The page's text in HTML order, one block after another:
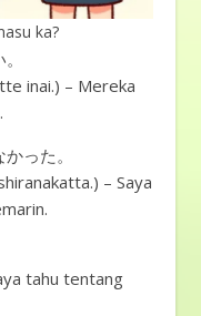
ka?
inai.) – Mereka
った。
– Saya
tahu tentang